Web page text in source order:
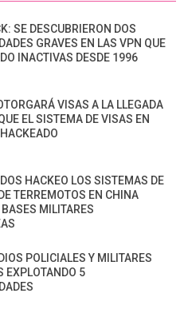
SE DESCUBRIERON DOS
GRAVES EN LAS VPN QUE
INACTIVAS DESDE 1996
VISAS A LA LLEGADA
EL SISTEMA DE VISAS EN
HACKEO LOS SISTEMAS DE
TERREMOTOS EN CHINA
MILITARES
POLICIALES Y MILITARES
EXPLOTANDO 5